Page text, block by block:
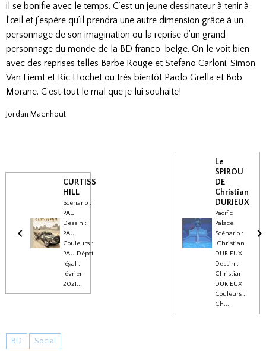
il se bonifie avec le temps. C’est un jeune dessinateur à tenir à
l’œil et j’espère qu’il prendra une autre dimension grâce à un
personnage de son imagination ou la reprise d’un grand
personnage du monde de la BD franco-belge. On le voit bien
avec des reprises telles Barbe Rouge et Stefano Carloni, Simon
Van Liemt et Ric Hochet ou très bientôt Paolo Grella et Bob
Morane. C’est tout le mal que je lui souhaite!
Jordan Maenhout
CURTISS
HILL
Scénario :
PAU
Dessin :
PAU
Couleurs :
PAU Dépot
légal :
février
2021...
Le
SPIROU
DE
Christian
DURIEUX
Pacific
Palace
Scénario :
Christian
DURIEUX
Dessin :
Christian
DURIEUX
Couleurs :
Ch...
BD Social